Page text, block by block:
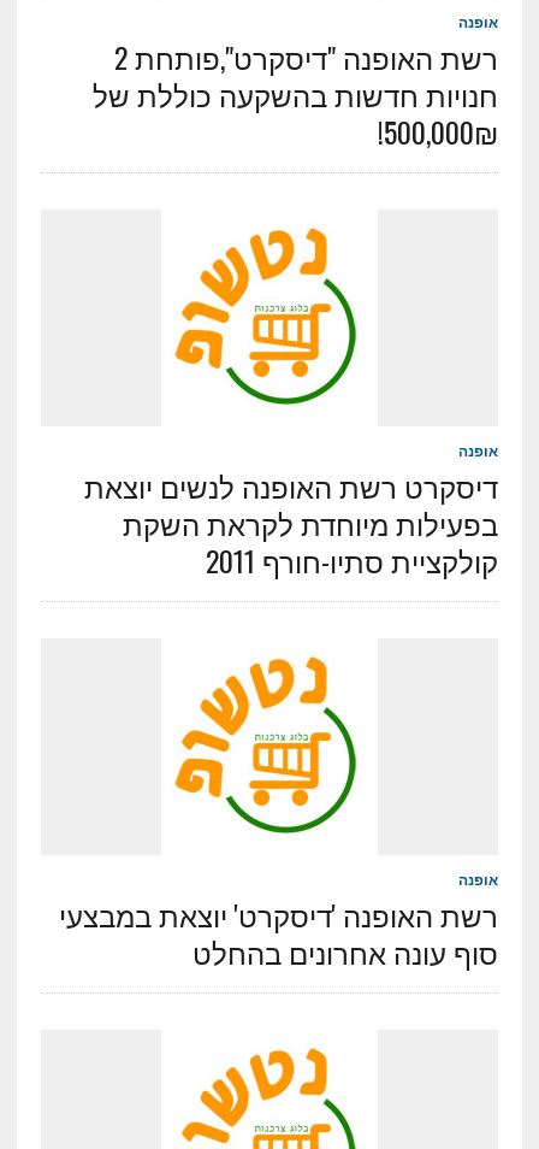
אופנה
רשת האופנה "דיסקרט",פותחת 2
חנויות חדשות בהשקעה כוללת של
500,000₪!
אופנה
דיסקרט רשת האופנה לנשים יוצאת
בפעילות מיוחדת לקראת השקת
קולקציית סתיו-חורף 2011
אופנה
רשת האופנה 'דיסקרט' יוצאת במבצעי
סוף עונה אחרונים בהחלט